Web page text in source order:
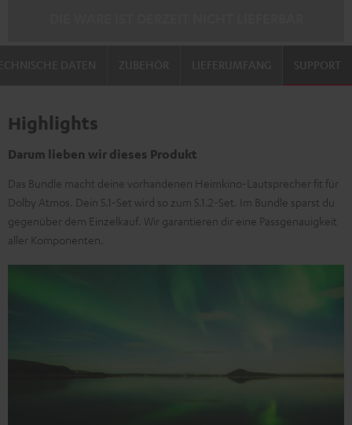
SUPPORT
Highlights
Darum lieben wir dieses Produkt
Das Bundle macht deine vorhandenen Heimkino-Lautsprecher fit für
Dolby Atmos. Dein 5.1-Set wird so zum 5.1.2-Set. Im Bundle sparst du
gegenüber dem Einzelkauf. Wir garantieren dir eine Passgenauigkeit
aller Komponenten.